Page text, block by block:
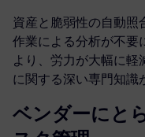
資産と脆弱性の自動照
作業による分析が不要
より、労力が大幅に軽
に関する深い専門知識
ベンダーにと